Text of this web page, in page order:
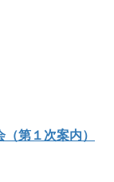
第１次案内）